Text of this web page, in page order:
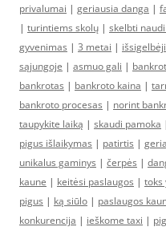
privalumai | geriausia danga |
| turintiems skolų | skelbti
gyvenimas | 3 metai |
sąjungoje | asmuo gali |
bankrotas | bankroto kaina |
bankroto procesas | norint
taupykite laiką | skaudi pamoka
pigus išlaikymas | patirtis |
unikalus gaminys | čerpės |
kaune | keitėsi paslaugos | toks
pigus | ką siūlo | paslaugos
konkurencija | ieškome taxi |